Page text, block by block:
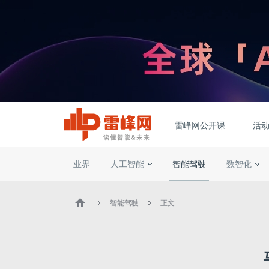
雷峰网公开课 活
业界 人工智能 智能驾驶 数智化
智能驾驶 正文